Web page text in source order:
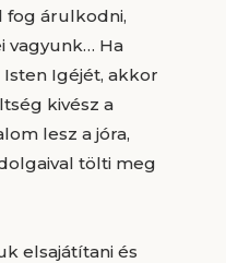
fog árulkodni,
vagyunk… Ha
Igéjét, akkor
kivész a
lesz a jóra,
tölti meg
elsajátítani és